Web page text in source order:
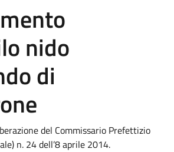
nido
di
del Commissario Prefettizio
n. 24 dell’8 aprile 2014.